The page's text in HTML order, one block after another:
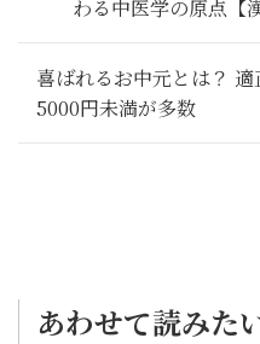
わる中医学の原点【
ホン】29
喜ばれるお中元とは？
5000円未満が多数
あわせて読みた